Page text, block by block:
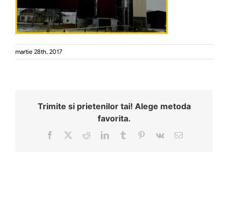
martie 28th, 2017
Trimite si prietenilor tai! Alege metoda
favorita.
Facebook RedditLinkedInTumblr Pinterest
Vk Email